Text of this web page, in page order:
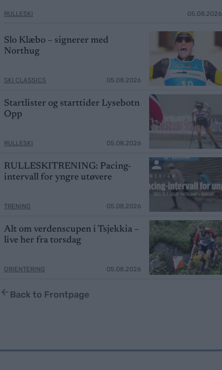
RULLESKI 05.08.2026
Slo Klæbo – signerer med
Northug
SKI CLASSICS 05.08.2026
Startlister og starttider Lysebotn
Opp
RULLESKI 05.08.2026
RULLESKITRENING: Pacing-
intervall for yngre utøvere
TRENING 05.08.2026
Alt om verdenscupen i Tsjekkia –
live her fra torsdag
ORIENTERING 05.08.2026
Back to Frontpage